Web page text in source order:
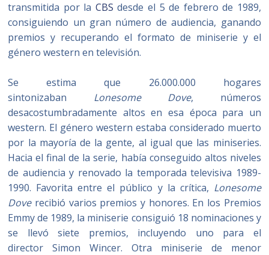
transmitida por la CBS desde el 5 de febrero de 1989,
consiguiendo un gran número de audiencia, ganando
premios y recuperando el formato de miniserie y el
género western en televisión.
Se estima que 26.000.000 hogares
sintonizaban Lonesome Dove, números
desacostumbradamente altos en esa época para un
western. El género western estaba considerado muerto
por la mayoría de la gente, al igual que las miniseries.
Hacia el final de la serie, había conseguido altos niveles
de audiencia y renovado la temporada televisiva 1989-
1990. Favorita entre el público y la crítica, Lonesome
Doverecibió varios premios y honores. En los Premios
Emmy de 1989, la miniserie consiguió 18 nominaciones y
se llevó siete premios, incluyendo uno para el
director Simon Wincer. Otra miniserie de menor